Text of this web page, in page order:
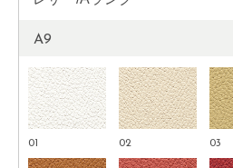
A9
01 02 03